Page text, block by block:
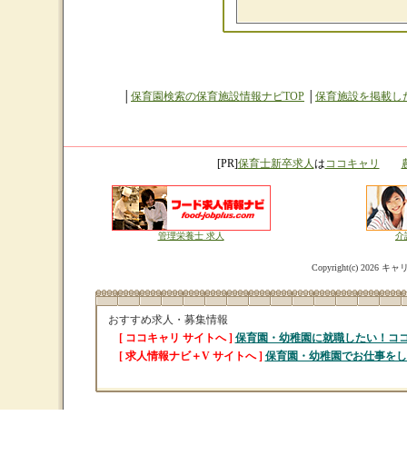
保育園検索の保育施設情報ナビTOP 保育施設を掲載し
[PR]保育士新卒求人はココキャリ
管理栄養士 求人 介
Copyright(c) 2026 キャ
おすすめ求人・募集情報
[ ココキャリ サイトへ ] 保育園・幼稚園に就職したい！コ
[ 求人情報ナビ＋V サイトへ ] 保育園・幼稚園でお仕事を